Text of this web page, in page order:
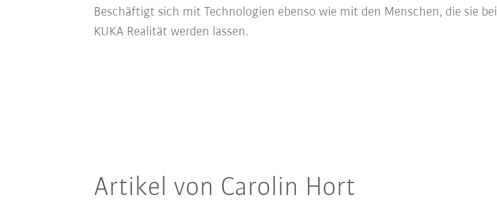
Beschäftigt sich mit Technologien ebenso wie mit den Menschen, die sie bei
KUKA Realität werden lassen.
Artikel von Carolin Hort